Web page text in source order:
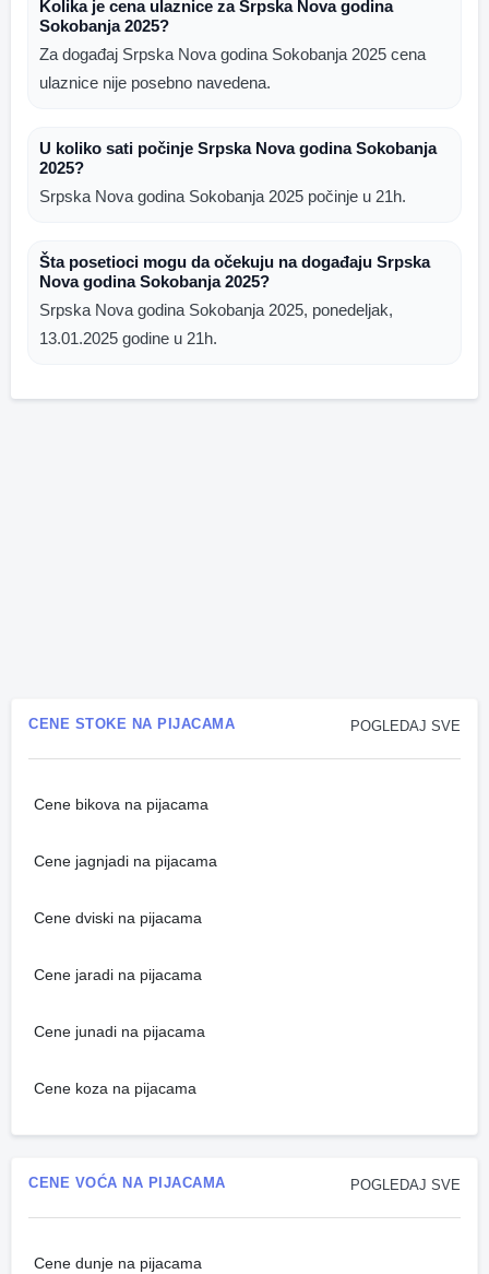
Kolika je cena ulaznice za Srpska Nova godina
Sokobanja 2025?
Za događaj Srpska Nova godina Sokobanja 2025 cena
ulaznice nije posebno navedena.
U koliko sati počinje Srpska Nova godina Sokobanja
2025?
Srpska Nova godina Sokobanja 2025 počinje u 21h.
Šta posetioci mogu da očekuju na događaju Srpska
Nova godina Sokobanja 2025?
Srpska Nova godina Sokobanja 2025, ponedeljak,
13.01.2025 godine u 21h.
POGLEDAJ SVE
CENE STOKE NA PIJACAMA
Cene bikova na pijacama
Cene jagnjadi na pijacama
Cene dviski na pijacama
Cene jaradi na pijacama
Cene junadi na pijacama
Cene koza na pijacama
POGLEDAJ SVE
CENE VOĆA NA PIJACAMA
Cene dunje na pijacama